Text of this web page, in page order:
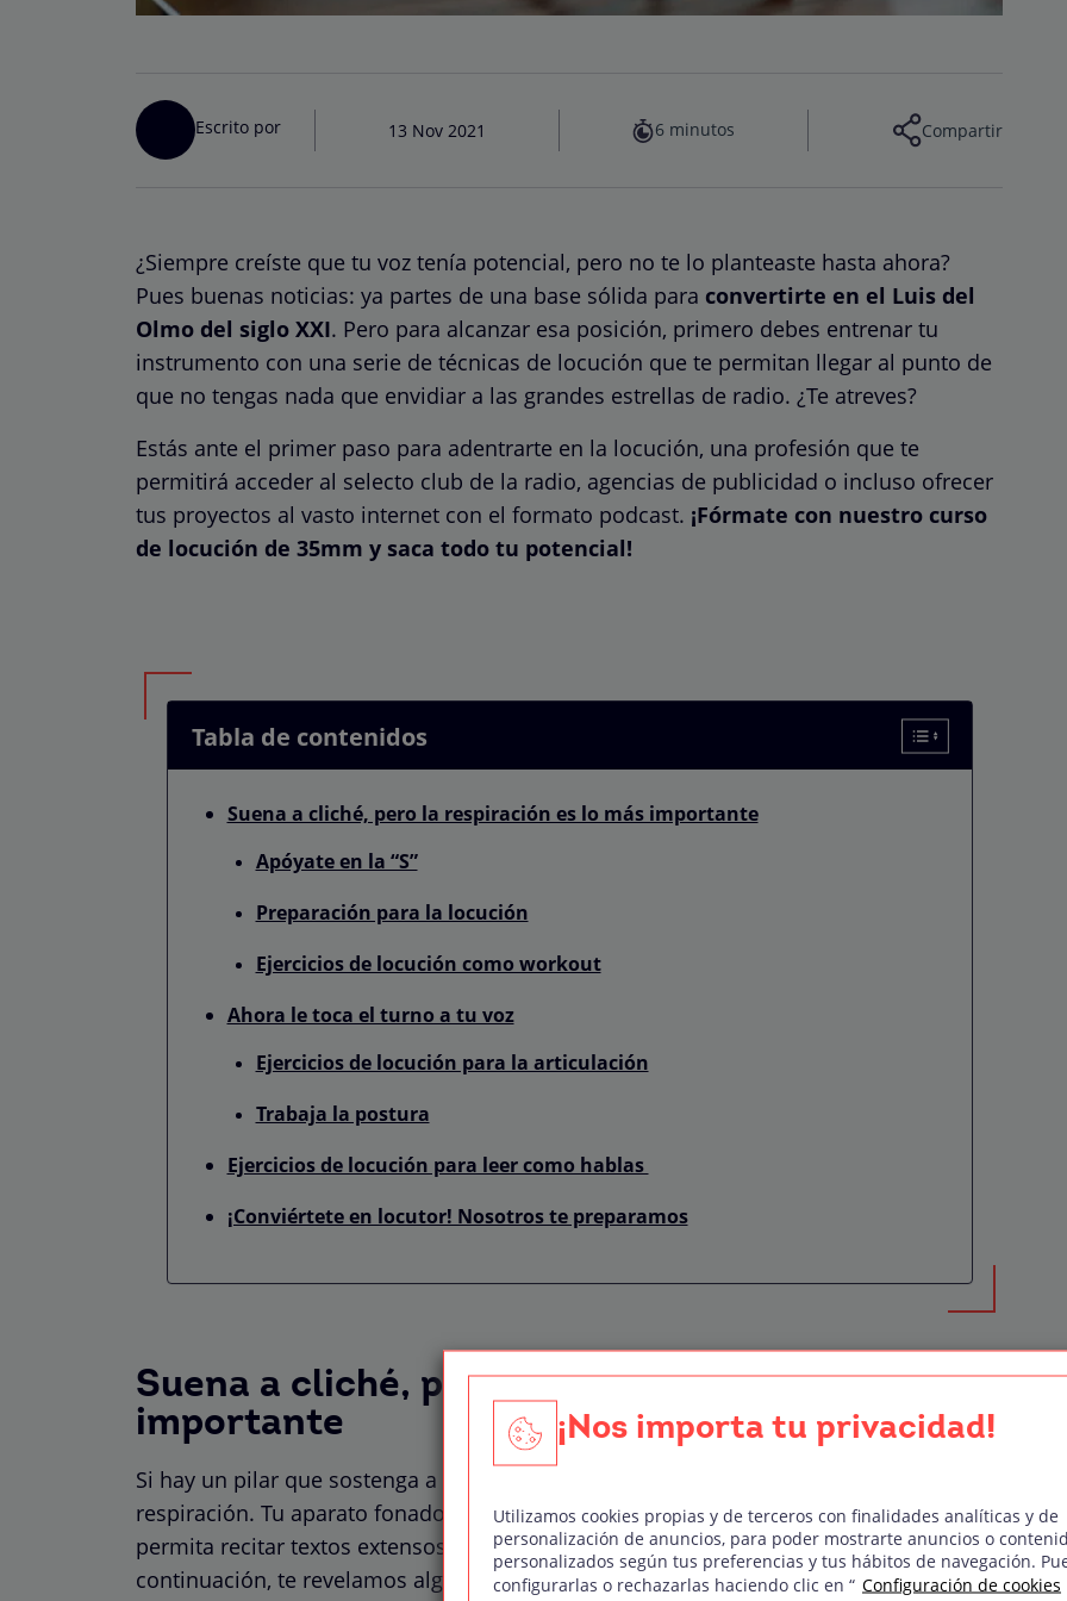
Escrito por 13 Nov 2021 6 minutos Compartir
¿Siempre creíste que tu voz tenía potencial, pero no te lo planteaste hasta ahora?
Pues buenas noticias: ya partes de una base sólida para convertirte en el Luis del
Olmo del siglo XXI. Pero para alcanzar esa posición, primero debes entrenar tu
instrumento con una serie de técnicas de locución que te permitan llegar al punto de
que no tengas nada que envidiar a las grandes estrellas de radio. ¿Te atreves?
Estás ante el primer paso para adentrarte en la locución, una profesión que te
permitirá acceder al selecto club de la radio, agencias de publicidad o incluso ofrecer
tus proyectos al vasto internet con el formato podcast. ¡Fórmate con nuestro curso
de locución de 35mm y saca todo tu potencial!
Tabla de contenidos
Suena a cliché, pero la respiración es lo más importante
Apóyate en la “S”
Preparación para la locución
Ejercicios de locución como workout
Ahora le toca el turno a tu voz
Ejercicios de locución para la articulación
Trabaja la postura
Ejercicios de locución para leer como hablas
¡Conviértete en locutor! Nosotros te preparamos
Suena a cliché, pero la respiración es lo más
importante
Si hay un pilar que sostenga a todos los ejercicios de locución, ese pilar es la
respiración. Tu aparato fonador debe apoyarse en una respiración entrenadaque te
permita recitar textos extensos, relajar la garganta y sonar con contundencia. A
continuación, te revelamos algunos ejercicios que puedes empezar ya mismo.
¡Nos importa tu privacidad!
Utilizamos cookies propias y de terceros con finalidades analíticas y de
personalización de anuncios, para poder mostrarte anuncios o
personalizados según tus preferencias y tus hábitos de navegación.
configurarlas o rechazarlas haciendo clic en “ Configuración de cookies